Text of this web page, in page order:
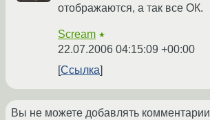
отображаются, а так все ОК.
Scream ★
22.07.2006 04:15:09 +00:00
Ссылка
Вы не можете добавлять